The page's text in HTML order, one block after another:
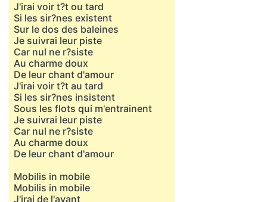
J'irai voir t?t ou tard
Si les sir?nes existent
Sur le dos des baleines
Je suivrai leur piste
Car nul ne r?siste
Au charme doux
De leur chant d'amour
J'irai voir t?t au tard
Si les sir?nes insistent
Sous les flots qui m'entrainent
Je suivrai leur piste
Car nul ne r?siste
Au charme doux
De leur chant d'amour
Mobilis in mobile
Mobilis in mobile
J'irai de l'avant